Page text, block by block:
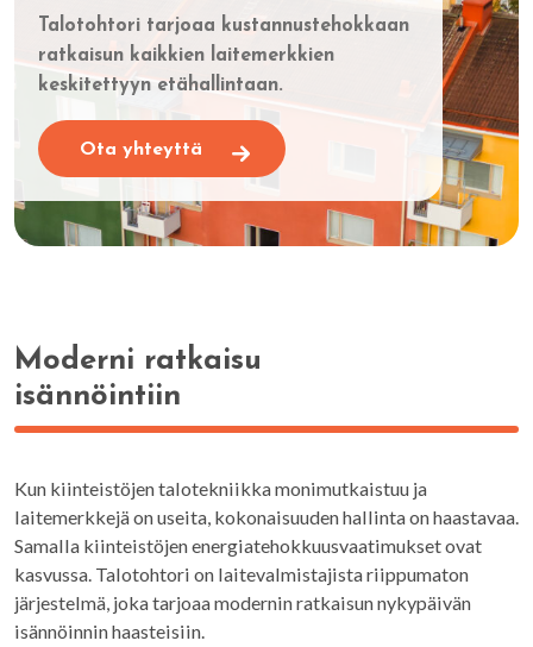
Talotohtori tarjoaa kustannustehokkaan
ratkaisun kaikkien laitemerkkien
keskitettyyn etähallintaan.
Ota yhteyttä
Moderni ratkaisu
isännöintiin
Kun kiinteistöjen talotekniikka monimutkaistuu ja
laitemerkkejä on useita, kokonaisuuden hallinta on haastavaa.
Samalla kiinteistöjen energiatehokkuusvaatimukset ovat
kasvussa. Talotohtori on laitevalmistajista riippumaton
järjestelmä, joka tarjoaa modernin ratkaisun nykypäivän
isännöinnin haasteisiin.